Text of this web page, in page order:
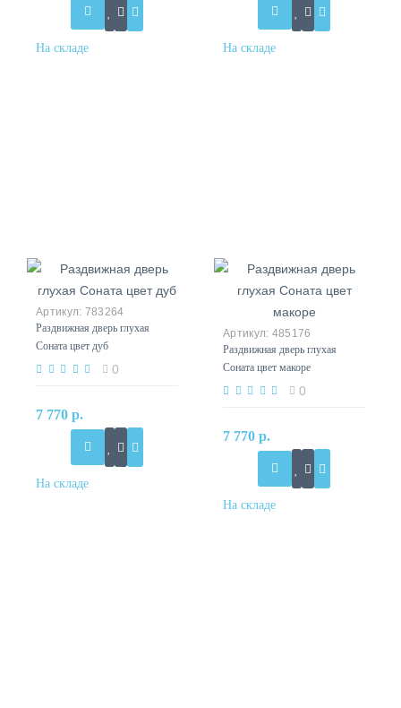
783264
Раздвижная дверь глухая
Соната цвет дуб
0
7 770 р.
485176
Раздвижная дверь глухая
Соната цвет макоре
0
7 770 р.